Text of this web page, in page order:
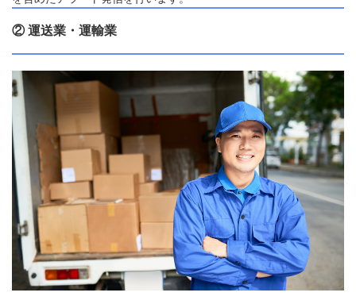
② 運送業・運輸業